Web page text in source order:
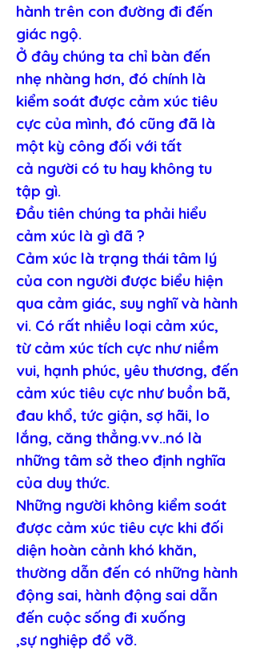
hành trên con đường đi đến
giác ngộ.
Ở đây chúng ta chỉ bàn đến
nhẹ nhàng hơn, đó chính là
kiểm soát được cảm xúc tiêu
cực của mình, đó cũng đã là
một kỳ công đối với tất
cả người có tu hay không tu
tập gì.
Đầu tiên chúng ta phải hiểu
cảm xúc là gì đã ?
Cảm xúc là trạng thái tâm lý
của con người được biểu hiện
qua cảm giác, suy nghĩ và hành
vi. Có rất nhiều loại cảm xúc,
từ cảm xúc tích cực như niềm
vui, hạnh phúc, yêu thương, đến
cảm xúc tiêu cực như buồn bã,
đau khổ, tức giận, sợ hãi, lo
lắng, căng thẳng.vv..nó là
những tâm sở theo định nghĩa
của duy thức.
Những người không kiểm soát
được cảm xúc tiêu cực khi đối
diện hoàn cảnh khó khăn,
thường dẫn đến có những hành
động sai, hành động sai dẫn
đến cuộc sống đi xuống
,sự nghiệp đổ vỡ.